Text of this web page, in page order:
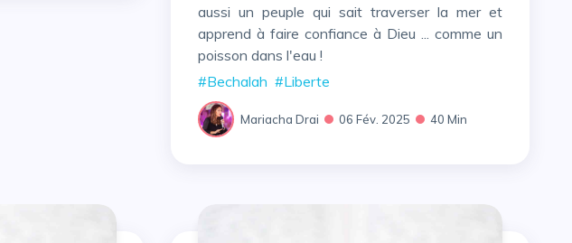
aussi un peuple qui sait traverser la mer et
apprend à faire confiance à Dieu ... comme un
poisson dans l'eau !
#Bechalah #Liberte
Mariacha Drai 06 Fév. 2025 40 Min